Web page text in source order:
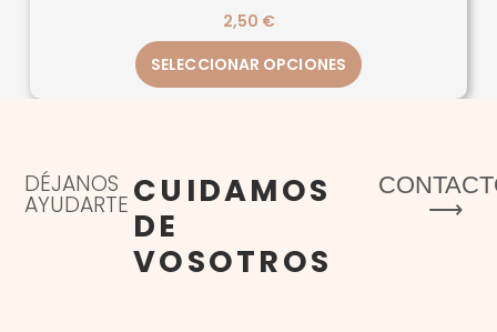
2,50 €
SELECCIONAR OPCIONES
DÉJANOS
AYUDARTE CUIDAMOS
DE
VOSOTROS
⟶